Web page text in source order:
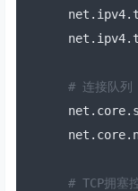
net . ipv4.
net . ipv4.
# 连接队列
net . core.
net . core.
# TCP拥塞